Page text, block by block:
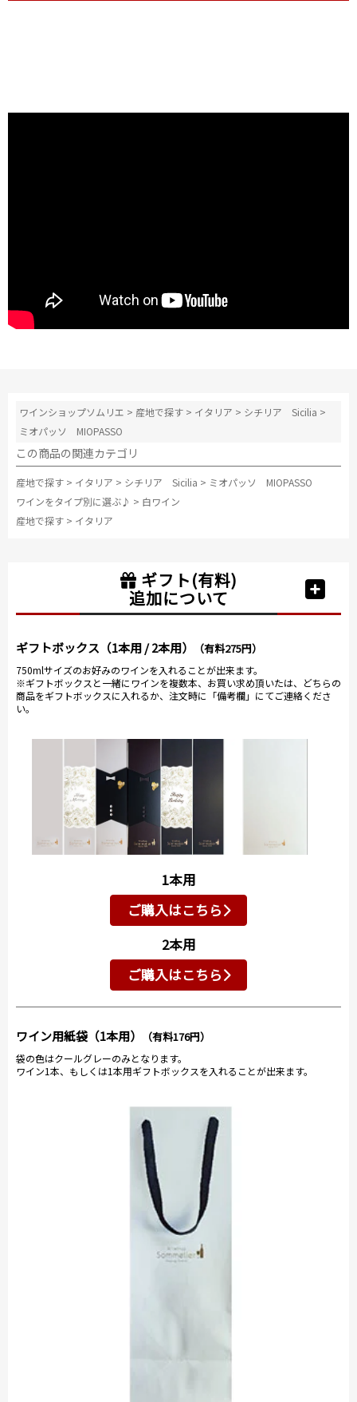
ワインショップソムリエ > 産地で探す > イタリア > シチリア Sicilia >
ミオパッソ MIOPASSO
この商品の関連カテゴリ
産地で探す > イタリア > シチリア Sicilia > ミオパッソ MIOPASSO
ワインをタイプ別に選ぶ♪ > 白ワイン
産地で探す > イタリア
ギフト(有料)
追加について
ギフトボックス（1本用 / 2本用） （有料275円）
750mlサイズのお好みのワインを入れることが出来ます。
※ギフトボックスと一緒にワインを複数本、お買い求め頂いたは、どちらの
商品をギフトボックスに入れるか、注文時に「備考欄」にてご連絡くださ
い。
1本用
ご購入はこちら
2本用
ご購入はこちら
ワイン用紙袋（1本用） （有料176円）
袋の色はクールグレーのみとなります。
ワイン1本、もしくは1本用ギフトボックスを入れることが出来ます。